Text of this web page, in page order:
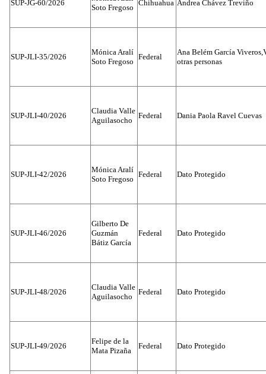
SUP-JG-60/2026
Soto Fregoso
Chihuahua Andrea Chávez Treviño
SUP-JLI-35/2026
Mónica Aralí
Soto Fregoso
Federal
Ana Belém García
otras personas
SUP-JLI-40/2026
Claudia Valle
Aguilasocho
Federal Dania Paola Ravel Cuevas
SUP-JLI-42/2026
Mónica Aralí
Soto Fregoso
Federal Dato Protegido
SUP-JLI-46/2026
Gilberto De
Guzmán
Bátiz García
Federal Dato Protegido
SUP-JLI-48/2026
Claudia Valle
Aguilasocho
Federal Dato Protegido
SUP-JLI-49/2026
Felipe de la
Mata Pizaña
Federal Dato Protegido